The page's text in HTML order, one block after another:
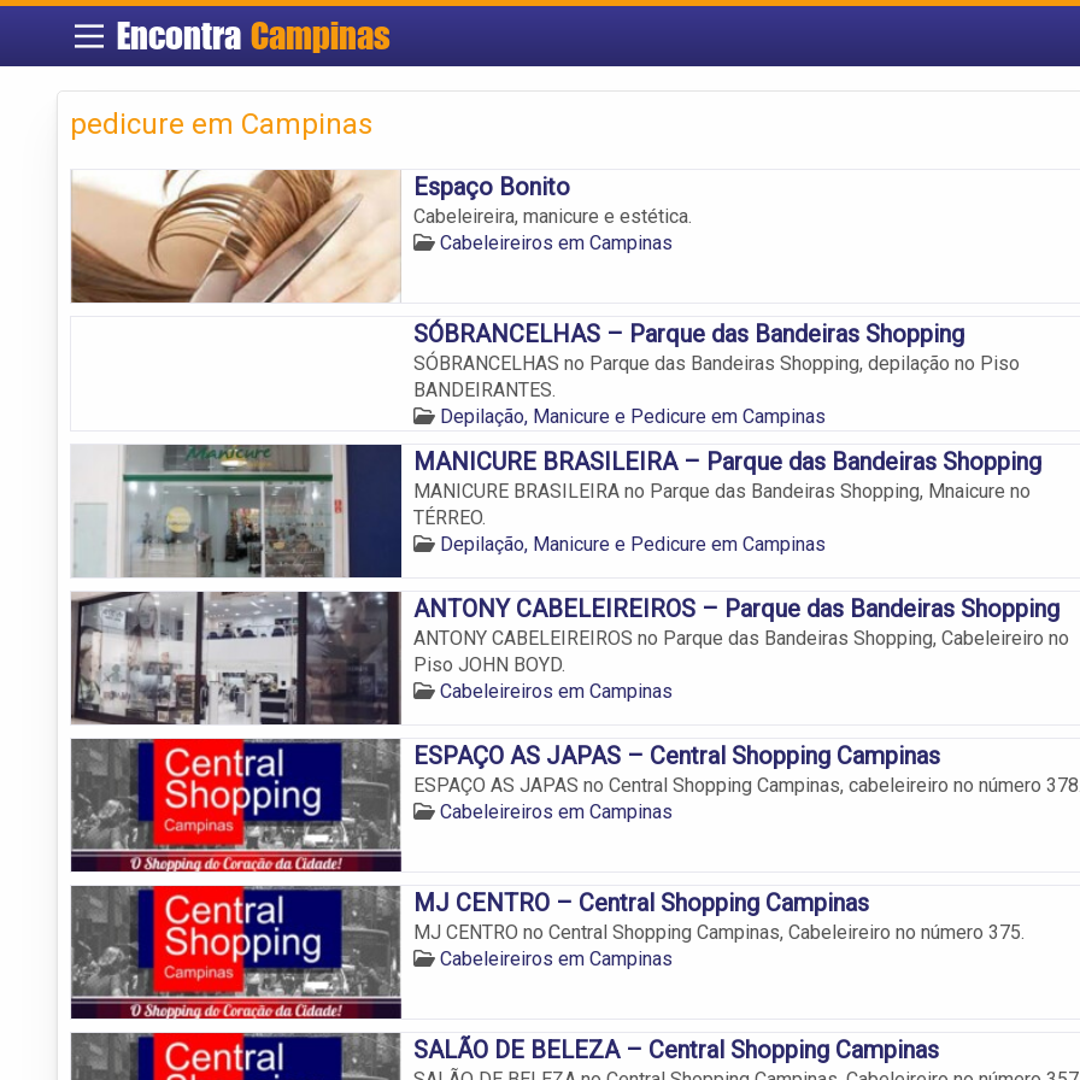
EncontraCampinas
pedicure em Campinas
Espaço Bonito
Cabeleireira, manicure e estética.
Cabeleireiros em Campinas
SÓBRANCELHAS – Parque das Bandeiras Shopping
SÓBRANCELHAS no Parque das Bandeiras Shopping, depilação no Piso
BANDEIRANTES.
Depilação, Manicure e Pedicure em Campinas
MANICURE BRASILEIRA – Parque das Bandeiras Shopping
MANICURE BRASILEIRA no Parque das Bandeiras Shopping, Mnaicure no
TÉRREO.
Depilação, Manicure e Pedicure em Campinas
ANTONY CABELEIREIROS – Parque das Bandeiras Shopping
ANTONY CABELEIREIROS no Parque das Bandeiras Shopping, Cabeleireiro no
Piso JOHN BOYD.
Cabeleireiros em Campinas
ESPAÇO AS JAPAS – Central Shopping Campinas
ESPAÇO AS JAPAS no Central Shopping Campinas, cabeleireiro no número
Cabeleireiros em Campinas
MJ CENTRO – Central Shopping Campinas
MJ CENTRO no Central Shopping Campinas, Cabeleireiro no número 375.
Cabeleireiros em Campinas
SALÃO DE BELEZA – Central Shopping Campinas